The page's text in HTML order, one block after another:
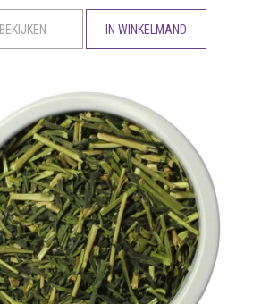
BEKIJKEN IN WINKELMAND